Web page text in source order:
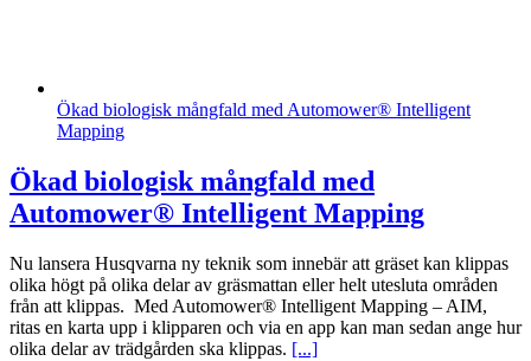
Ökad biologisk mångfald med Automower® Intelligent
Mapping
Ökad biologisk mångfald med
Automower® Intelligent Mapping
Nu lansera Husqvarna ny teknik som innebär att gräset kan klippas
olika högt på olika delar av gräsmattan eller helt utesluta områden
från att klippas. Med Automower® Intelligent Mapping – AIM,
ritas en karta upp i klipparen och via en app kan man sedan ange hur
olika delar av trädgården ska klippas. [...]